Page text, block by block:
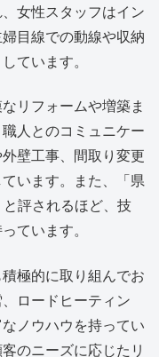
女性スタッフはイン
目線での動線や収納
ています。
リフォームや増築ま
人とのコミュニケー
壁工事、間取り変更
います。また、「県
評されるほど、技
ています。
極的に取り組んでお
ロードヒーティン
ノウハウを持ってい
のニーズに応じたリ